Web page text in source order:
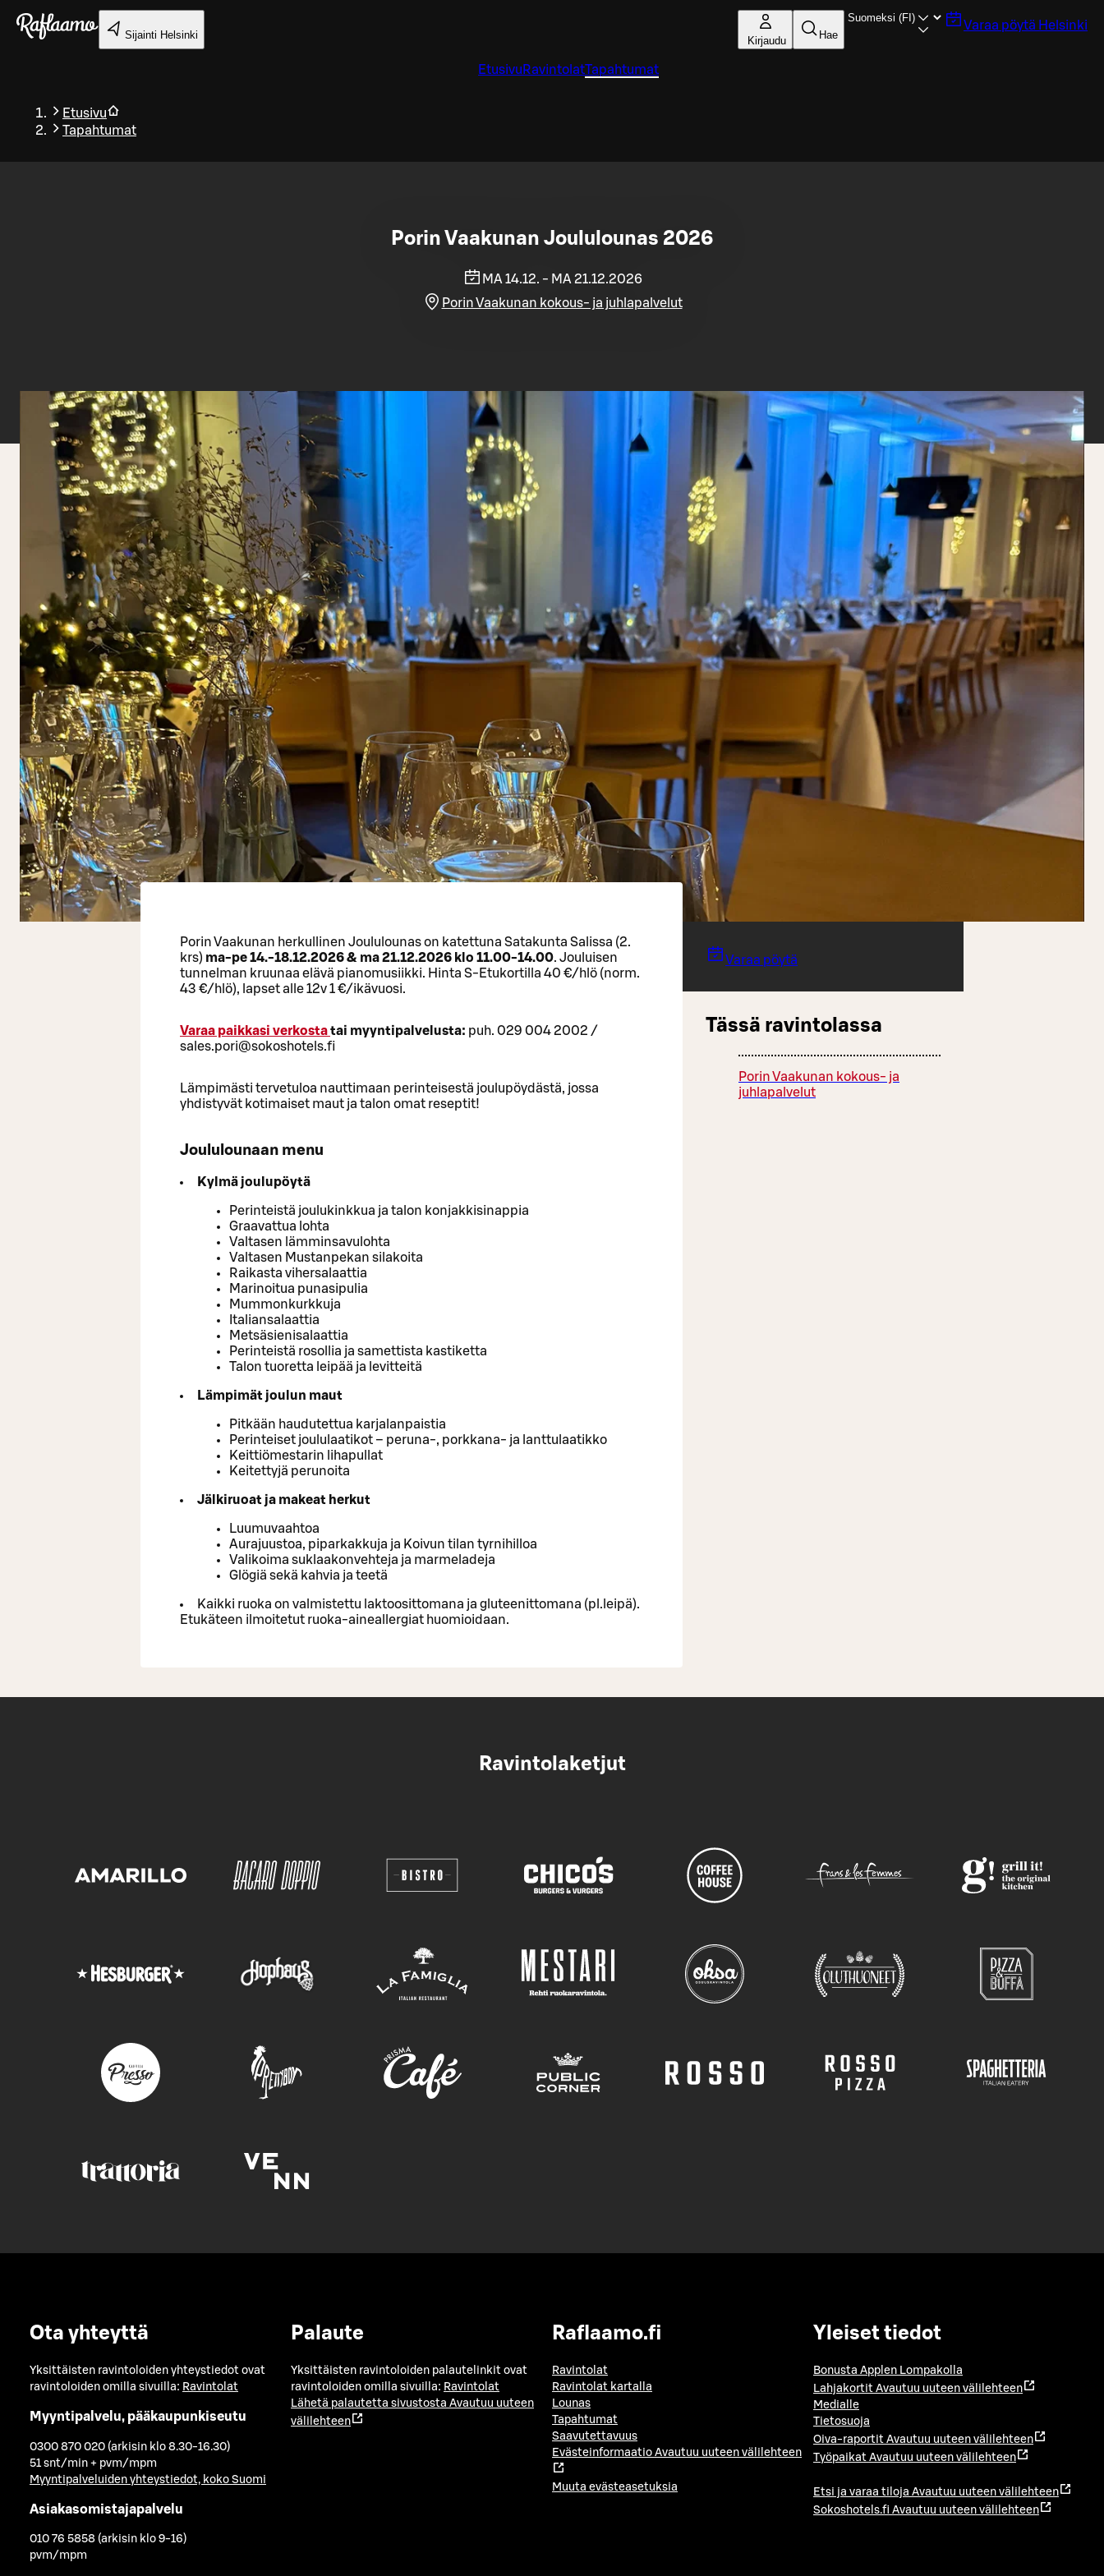
Siirry pääsisältöön
Sijainti Helsinki Kirjaudu Hae
Varaa pöytä Helsinki
Etusivu RavintolatTapahtumat
Etusivu
Tapahtumat
Takaisin
Porin Vaakunan Joululounas 2026
MA 14.12. - MA 21.12.2026
Porin Vaakunan kokous- ja juhlapalvelut
Porin Vaakunan herkullinen Joululounas on katettuna Satakunta Salissa (2.
krs) ma-pe 14.-18.12.2026 & ma 21.12.2026 klo 11.00-14.00. Jouluisen
tunnelman kruunaa elävä pianomusiikki. Hinta S-Etukortilla 40 €/hlö (norm.
43 €/hlö), lapset alle 12v 1 €/ikävuosi.
Varaa paikkasi verkostatai myyntipalvelusta: puh. 029 004 2002 /
sales.pori@sokoshotels.fi
Lämpimästi tervetuloa nauttimaan perinteisestä joulupöydästä, jossa
yhdistyvät kotimaiset maut ja talon omat reseptit!
Joululounaan menu
Kylmä joulupöytä
Perinteistä joulukinkkua ja talon konjakkisinappia
Graavattua lohta
Valtasen lämminsavulohta
Valtasen Mustanpekan silakoita
Raikasta vihersalaattia
Marinoitua punasipulia
Mummonkurkkuja
Italiansalaattia
Metsäsienisalaattia
Perinteistä rosollia ja samettista kastiketta
Talon tuoretta leipää ja levitteitä
Lämpimät joulun maut
Pitkään haudutettua karjalanpaistia
Perinteiset joululaatikot – peruna-, porkkana- ja lanttulaatikko
Keittiömestarin lihapullat
Keitettyjä perunoita
Jälkiruoat ja makeat herkut
Luumuvaahtoa
Aurajuustoa, piparkakkuja ja Koivun tilan tyrnihilloa
Valikoima suklaakonvehteja ja marmeladeja
Glögiä sekä kahvia ja teetä
Kaikki ruoka on valmistettu laktoosittomana ja gluteenittomana (pl.leipä).
Etukäteen ilmoitetut ruoka-aineallergiat huomioidaan.
Varaa pöytä
Tässä ravintolassa
Porin Vaakunan kokous- ja
juhlapalvelut
Ravintolaketjut
Ota yhteyttä
Yksittäisten ravintoloiden yhteystiedot ovat
ravintoloiden omilla sivuilla: Ravintolat
Myyntipalvelu, pääkaupunkiseutu
0300 870 020 (arkisin klo 8.30-16.30)
51 snt/min + pvm/mpm
Myyntipalveluiden yhteystiedot, koko Suomi
Asiakasomistajapalvelu
010 76 5858 (arkisin klo 9-16)
pvm/mpm
Palaute
Yksittäisten ravintoloiden palautelinkit ovat
ravintoloiden omilla sivuilla: Ravintolat
Lähetä palautetta sivustosta Avautuu uuteen
välilehteen
Raflaamo.fi
Ravintolat
Ravintolat kartalla
Lounas
Tapahtumat
Saavutettavuus
Evästeinformaatio Avautuu uuteen välilehteen
Muuta evästeasetuksia
Yleiset tiedot
Bonusta Applen Lompakolla
Lahjakortit Avautuu uuteen välilehteen
Medialle
Tietosuoja
Oiva-raportit Avautuu uuteen välilehteen
Työpaikat Avautuu uuteen välilehteen
Etsi ja varaa tiloja Avautuu uuteen välilehteen
Sokoshotels.fi Avautuu uuteen välilehteen